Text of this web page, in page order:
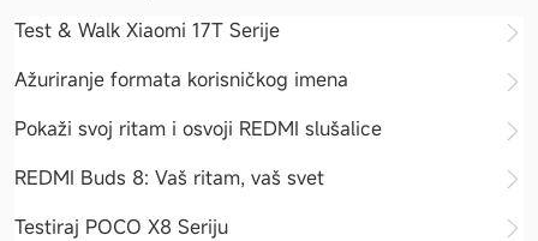
Test & Walk Xiaomi 17T Serije
Ažuriranje formata korisničkog imena
Pokaži svoj ritam i osvoji REDMI slušalice
REDMI Buds 8: Vaš ritam, vaš svet
Testiraj POCO X8 Seriju